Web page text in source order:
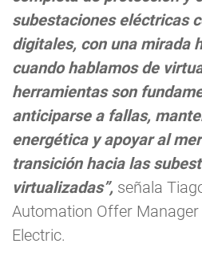
subestaciones eléctricas
digitales, con una mirada
cuando hablamos de
herramientas son
anticiparse a fallas,
energética y apoyar al
transición hacia las
virtualizadas”, señala
Automation Offer Manager
Electric.